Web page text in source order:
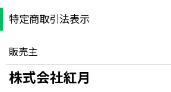
特定商取引法表示
販売主
株式会社紅月